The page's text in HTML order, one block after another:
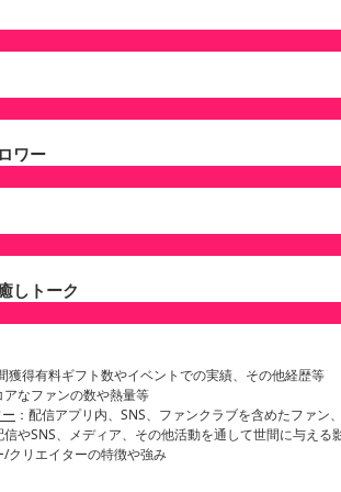
ワー
しトーク
獲得有料ギフト数やイベントでの実績、その他経歴等
アなファンの数や熱量等
：配信アプリ内、SNS、ファンクラブを含めたファン
信やSNS、メディア、その他活動を通して世間に与える
/クリエイターの特徴や強み